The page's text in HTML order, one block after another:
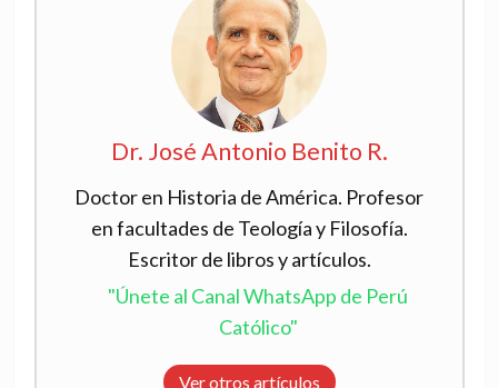
Dr. José Antonio Benito R.
Doctor en Historia de América. Profesor
en facultades de Teología y Filosofía.
Escritor de libros y artículos.
"Únete al Canal WhatsApp de Perú
Católico"
Ver otros artículos